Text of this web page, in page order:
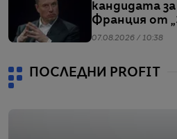
кандидата
Франция от
07.08.2026 / 10:38
ПОСЛЕДНИ PROFIT